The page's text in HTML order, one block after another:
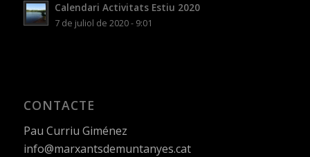
Calendari Activitats Estiu 2020
7 de juliol de 2020 - 9:01
CONTACTE
Pau Curriu Giménez
info@marxantsdemuntanyes.cat